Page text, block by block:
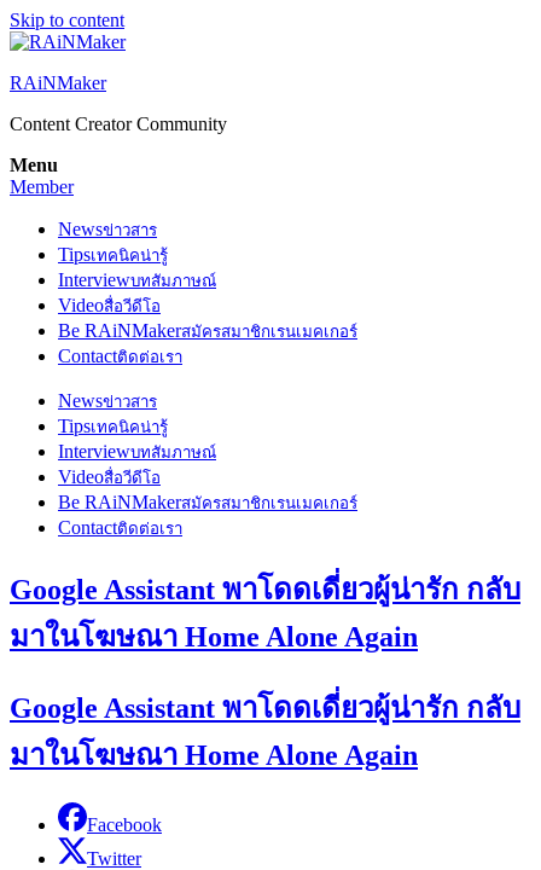
Skip to content
RAiNMaker
Content Creator Community
Menu
Member
Newsข่าวสาร
Tipsเทคนิคน่ารู้
Interviewบทสัมภาษณ์
Videoสื่อวีดีโอ
Be RAiNMakerสมัครสมาชิกเรนเมคเกอร์
Contactติดต่อเรา
Newsข่าวสาร
Tipsเทคนิคน่ารู้
Interviewบทสัมภาษณ์
Videoสื่อวีดีโอ
Be RAiNMakerสมัครสมาชิกเรนเมคเกอร์
Contactติดต่อเรา
Google Assistant พาโดดเดี่ยวผู้น่ารัก กลับ
มาในโฆษณา Home Alone Again
Google Assistant พาโดดเดี่ยวผู้น่ารัก กลับ
มาในโฆษณา Home Alone Again
Facebook
Twitter